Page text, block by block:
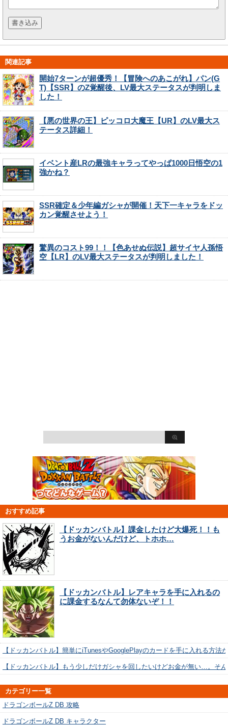
関連記事
開始7ターンが超優秀！【冒険へのあこがれ】パン(G
T)【SSR】のZ覚醒後、LV最大ステータスが判明しま
した！
【悪の世界の王】ピッコロ大魔王【UR】のLV最大ス
テータス詳細！
イベント産LRの最強キャラってやっぱ1000日悟空の1
強かね？
SSR確定＆少年編ガシャが開催！天下一キャラをドッ
カン覚醒させよう！
驚異のコスト99！！【色あせぬ伝説】超サイヤ人孫悟
空【LR】のLV最大ステータスが判明しました！
おすすめ記事
【ドッカンバトル】課金したけど大爆死！！も
うお金がないんだけど、トホホ…
【ドッカンバトル】レアキャラを手に入れるの
に課金するなんて勿体ないぞ！！
【ドッカンバトル】簡単にiTunesやGooglePlayのカードを手に入れる方法
【ドッカンバトル】もう少しだけガシャを回したいけどお金が無い…。そ
カテゴリー一覧
ドラゴンボールZ DB 攻略
ドラゴンボールZ DB キャラクター